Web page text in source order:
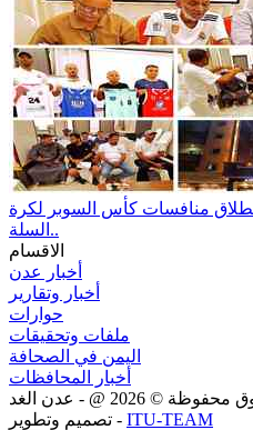
منافسات كأس السوبر لكرة
السلة..
الاقسام
أخبار عدن
أخبار وتقارير
حوارات
ملفات وتحقيقات
اليمن في الصحافة
أخبار المحافظات
محفوظة © 2026 @ - عدن الغد
تصميم وتطوير - ITU-TEAM